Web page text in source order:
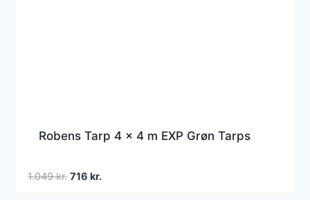
Robens Tarp 4 x 4 m EXP Grøn Tarps
1.049kr. Den
716 kr.Den